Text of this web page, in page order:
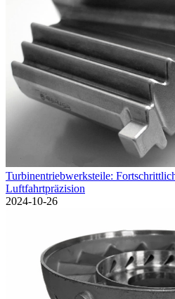
Turbinentriebwerksteile:
Luftfahrtpräzision
2024-10-26